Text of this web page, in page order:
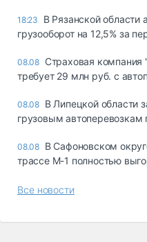
18:23
В Рязанской области
грузооборот на 12,5% за
08.08 Страховая компания
требует 29 млн руб. с
08.08 В Липецкой области
грузовым автоперевозкам
08.08 В Сафоновском
трассе М-1 полностью
Все новости